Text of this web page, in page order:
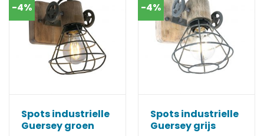
-4%
Spots industrielle
Guersey groen
-4%
Spots industrielle
Guersey grijs